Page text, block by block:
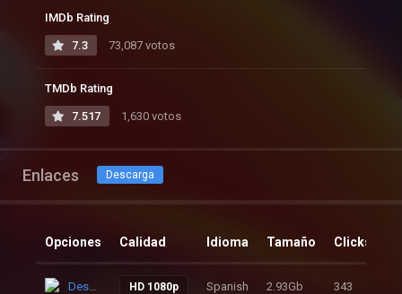
IMDb Rating
7.3 73,087 votos
TMDb Rating
7.517 1,630 votos
Enlaces Descarga
Opciones Calidad Idioma Tamaño Clicks
Descarga HD 1080p Spanish 2.93Gb 343